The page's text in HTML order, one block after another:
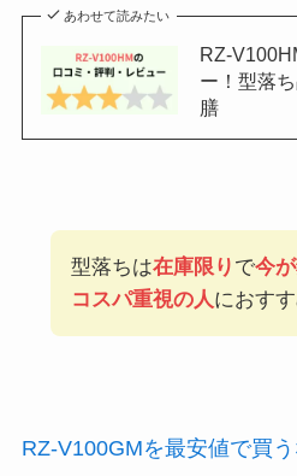
あわせて読みたい
RZ-
ー！型落
膳
型落ちは在庫限り で今
コスパ重視の人におすす
RZ-V100GMを最安値で買